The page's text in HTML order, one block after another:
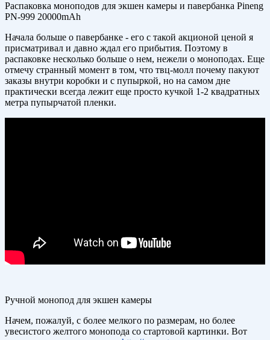
Распаковка моноподов для экшен камеры и павербанка Pineng
PN-999 20000mAh
Начала больше о павербанке - его с такой акционой ценой я
присматривал и давно ждал его прибытия. Поэтому в
распаковке несколько больше о нем, нежели о моноподах. Еще
отмечу странный момент в том, что твц-молл почему пакуют
заказы внутри коробки и с пупыркой, но на самом дне
практически всегда лежит еще просто кучкой 1-2 квадратных
метра пупырчатой пленки.
Ручной монопод для экшен камеры
Начем, пожалуй, с более мелкого по размерам, но более
увесистого желтого монопода со стартовой картинки. Вот